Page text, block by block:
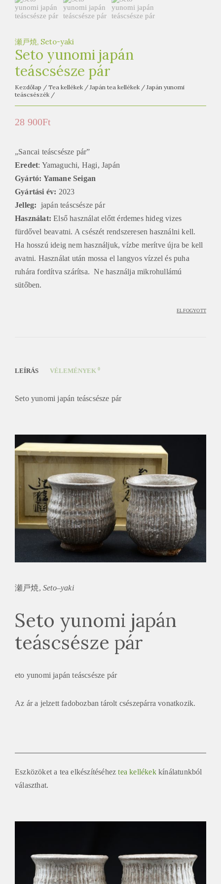
t
a
h
á
z
瀬戸焼, Seto-yaki
Seto yunomi japán
teáscsésze pár
Kezdőlap / Tea kellékek / Japán tea kellékek / Japán yunomi
teáscsészék /
28 900Ft
„Sancai teáscsésze pár”
Eredet: Yamaguchi, Hagi, Japán
Gyártó: Yamane Seigan
Gyártási év: 2023
Jelleg: japán teáscsésze pár
Használat:Első használat előtt érdemes hideg vizes
fürdővel beavatni. A csészét rendszeresen használni kell.
Ha hosszú ideig nem használjuk, vízbe merítve újra be kell
avatni. Használat után mossa el langyos vízzel és puha
ruhára fordítva szárítsa. Ne használja mikrohullámú
sütőben.
ELFOGYOTT
LEÍRÁS VÉLEMÉNYEK 0
Seto yunomi japán teáscsésze pár
瀬戸焼, Seto–yaki
Seto yunomi japán
teáscsésze pár
eto yunomi japán teáscsésze pár
Az ár a jelzett fadobozban tárolt csészepárra vonatkozik.
Eszközöket a tea elkészítéséhez tea kellékek kínálatunkból
választhat.